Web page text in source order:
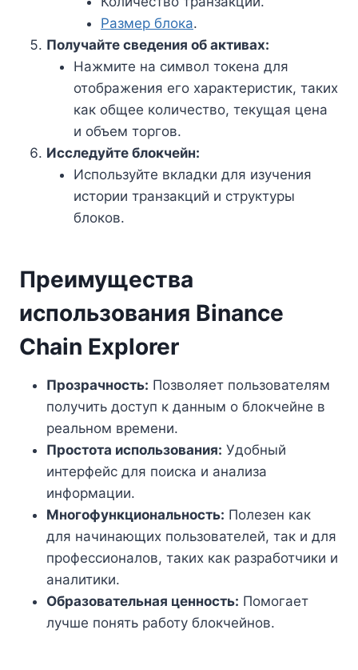
Размер блока.
Получайте сведения об активах:
Нажмите на символ токена для
отображения его характеристик, таких
как общее количество, текущая цена
и объем торгов.
Исследуйте блокчейн:
Используйте вкладки для изучения
истории транзакций и структуры
блоков.
Преимущества
использования Binance
Chain Explorer
Прозрачность: Позволяет пользователям
получить доступ к данным о блокчейне в
реальном времени.
Простота использования: Удобный
интерфейс для поиска и анализа
информации.
Многофункциональность: Полезен как
для начинающих пользователей, так и для
профессионалов, таких как разработчики и
аналитики.
Образовательная ценность: Помогает
лучше понять работу блокчейнов.